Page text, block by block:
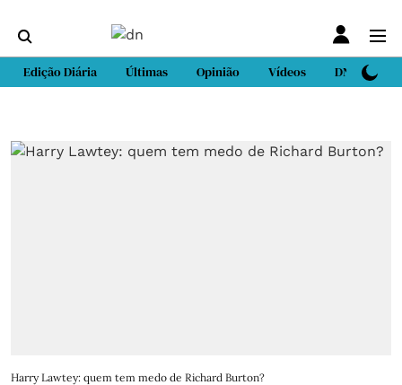
Edição Diária Últimas Opinião Vídeos DN Sport
Harry Lawtey: quem tem medo de Richard Burton?